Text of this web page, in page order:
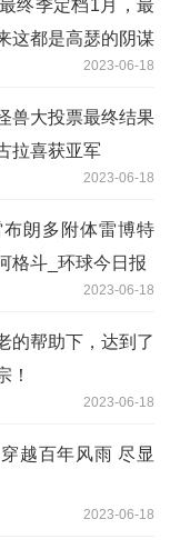
终季定档1月，最
这都是高瑟的阴谋
2023-06-18
兽大投票最终结果
拉喜获亚军
2023-06-18
朗多附体雷博特
格斗_环球今日报
2023-06-18
的帮助下，达到了
！
2023-06-18
越百年风雨 尽显
2023-06-18